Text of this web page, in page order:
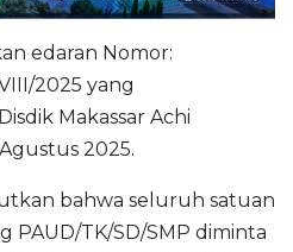
edaran Nomor:
2025 yang
Makassar Achi
2025.
bahwa seluruh satuan
PAUD/TK/SD/SMP diminta